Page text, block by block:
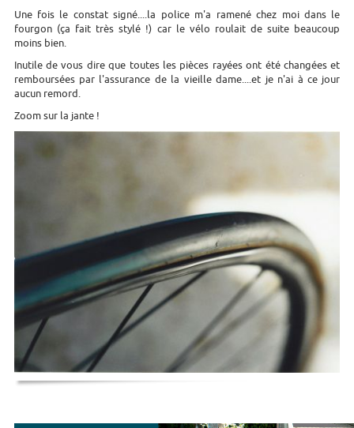
Une fois le constat signé....la police m'a ramené chez moi dans le
fourgon (ça fait très stylé !) car le vélo roulait de suite beaucoup
moins bien.
Inutile de vous dire que toutes les pièces rayées ont été changées et
remboursées par l'assurance de la vieille dame....et je n'ai à ce jour
aucun remord.
Zoom sur la jante !